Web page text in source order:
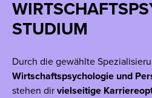
STUDIUM
Durch die gewählte
Wirtschaftspsychologie und
stehen dir vielseitige